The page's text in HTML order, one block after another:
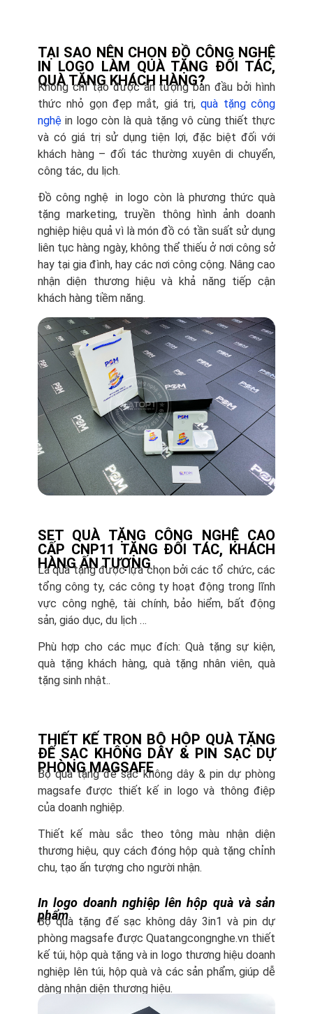
TẠI SAO NÊN CHỌN ĐỒ CÔNG NGHỆ
IN LOGO LÀM QUÀ TẶNG ĐỐI TÁC,
QUÀ TẶNG KHÁCH HÀNG?
Không chỉ tạo được ấn tượng ban đầu bởi hình
thức nhỏ gọn đẹp mắt, giá trị,quà tặng công
nghệ in logo còn là quà tặng vô cùng thiết thực
và có giá trị sử dụng tiện lợi, đặc biệt đối với
khách hàng – đối tác thường xuyên di chuyển,
công tác, du lịch.
Đồ công nghệ in logo còn là phương thức quà
tặng marketing, truyền thông hình ảnh doanh
nghiệp hiệu quả vì là món đồ có tần suất sử dụng
liên tục hàng ngày, không thể thiếu ở nơi công sở
hay tại gia đình, hay các nơi công cộng. Nâng cao
nhận diện thương hiệu và khả năng tiếp cận
khách hàng tiềm năng.
SET QUÀ TẶNG CÔNG NGHỆ CAO
CẤP CNP11 TẶNG ĐỐI TÁC, KHÁCH
HÀNG ẤN TƯỢNG
Là quà tặng được lựa chọn bởi các tổ chức, các
tổng công ty, các công ty hoạt động trong lĩnh
vực công nghệ, tài chính, bảo hiểm, bất động
sản, giáo dục, du lịch …
Phù hợp cho các mục đích: Quà tặng sự kiện,
quà tặng khách hàng, quà tặng nhân viên, quà
tặng sinh nhật..
THIẾT KẾ TRỌN BỘ HỘP QUÀ TẶNG
ĐẾ SẠC KHÔNG DÂY & PIN SẠC DỰ
PHÒNG MAGSAFE
Bộ quà tặng đế sạc không dây & pin dự phòng
magsafe được thiết kế in logo và thông điệp
của doanh nghiệp.
Thiết kế màu sắc theo tông màu nhận diện
thương hiệu, quy cách đóng hộp quà tặng chỉnh
chu, tạo ấn tượng cho người nhận.
In logo doanh nghiệp lên hộp quà và sản
phẩm
Bộ quà tặng đế sạc không dây 3in1 và pin dự
phòng magsafe được Quatangcongnghe.vn thiết
kế túi, hộp quà tặng và in logo thương hiệu doanh
nghiệp lên túi, hộp quà và các sản phẩm, giúp dễ
dàng nhận diện thương hiệu.